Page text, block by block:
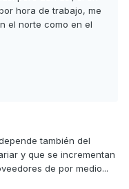
hora de trabajo, me
el norte como en el
también del
y que se incrementan
de por medio...